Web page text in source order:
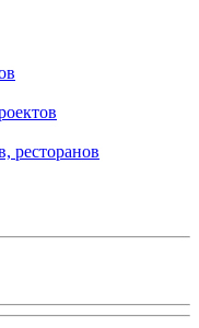
ресторанов